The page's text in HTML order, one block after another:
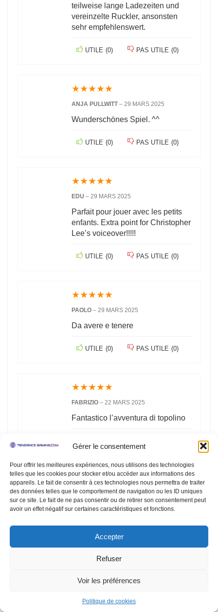
Gérer le consentement
Pour offrir les meilleures expériences, nous utilisons des technologies
telles que les cookies pour stocker et/ou accéder aux informations des
appareils. Le fait de consentir à ces technologies nous permettra de traiter
des données telles que le comportement de navigation ou les ID uniques
sur ce site. Le fait de ne pas consentir ou de retirer son consentement peut
avoir un effet négatif sur certaines caractéristiques et fonctions.
Accepter
Refuser
Voir les préférences
Politique de cookies
teilweise lange Ladezeiten und
vereinzelte Ruckler, ansonsten
sehr empfehlenswert.
UTILE (0) PAS UTILE (0)
★★★★★
ANJA PULLWITT– 29 MARS 2025
Wunderschönes Spiel. ^^
UTILE (0) PAS UTILE (0)
★★★★★
EDU – 29 MARS 2025
Parfait pour jouer avec les petits
enfants. Extra point for Christopher
Lee’s voiceover!!!!!
UTILE (0) PAS UTILE (0)
★★★★★
PAOLO – 29 MARS 2025
Da avere e tenere
UTILE (0) PAS UTILE (0)
★★★★★
FABRIZIO – 22 MARS 2025
Fantastico l’avventura di topolino
★★★★★
GUILMOT MARIETTE– 22 MARS 2025
Il. Est bien le jeux
UTILE
Disney Epic Mickey: Rebrushed –